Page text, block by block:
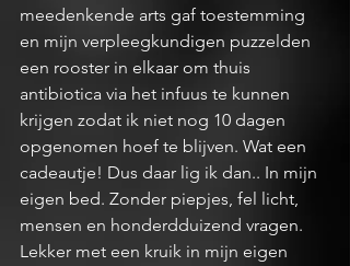
meedenkende arts gaf toestemming
en mijn verpleegkundigen puzzelden
een rooster in elkaar om thuis
antibiotica via het infuus te kunnen
krijgen zodat ik niet nog 10 dagen
opgenomen hoef te blijven. Wat een
cadeautje! Dus daar lig ik dan.. In mijn
eigen bed. Zonder piepjes, fel licht,
mensen en honderdduizend vragen.
Lekker met een kruik in mijn eigen